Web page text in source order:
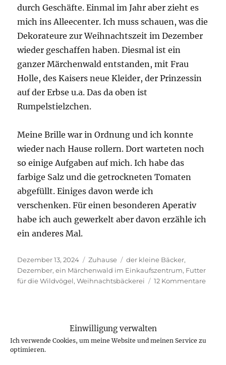
Einwilligung verwalten
Ich verwende Cookies, um meine Website und meinen Service zu
optimieren.
durch Geschäfte. Einmal im Jahr aber zieht es
mich ins Alleecenter. Ich muss schauen, was die
Dekorateure zur Weihnachtszeit im Dezember
wieder geschaffen haben. Diesmal ist ein
ganzer Märchenwald entstanden, mit Frau
Holle, des Kaisers neue Kleider, der Prinzessin
auf der Erbse u.a. Das da oben ist
Rumpelstielzchen.
Meine Brille war in Ordnung und ich konnte
wieder nach Hause rollern. Dort warteten noch
so einige Aufgaben auf mich. Ich habe das
farbige Salz und die getrockneten Tomaten
abgefüllt. Einiges davon werde ich
verschenken. Für einen besonderen Aperativ
habe ich auch gewerkelt aber davon erzähle ich
ein anderes Mal.
Veröffentlicht
am
Dezember 13, 2024 Kategorien
Zuhause Schlagwörter
der kleine Bäcker,
Dezember,ein Märchenwald im Einkaufszentrum, Futter
für die Wildvögel,Weihnachtsbäckerei 12 Kommentarezu